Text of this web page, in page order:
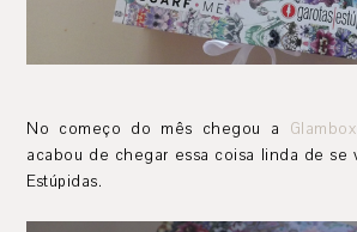
No começo do mês chegou a
acabou de chegar essa coisa linda de se
Estúpidas.